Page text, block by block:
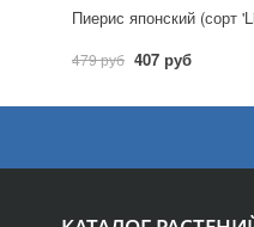
Пиерис японский (сорт
479 руб 407 руб